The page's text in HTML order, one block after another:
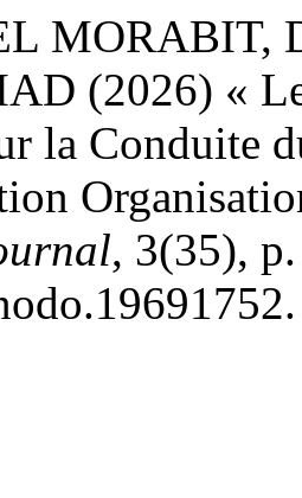
MORABIT,
(2026) «
la Conduite
, 3(35),